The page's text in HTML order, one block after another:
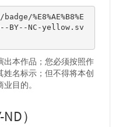
%E8%AE%B8%E
BY--NC-yellow.sv
出本作品；您必须按照作
名标示；但不得将本创
目的。
）